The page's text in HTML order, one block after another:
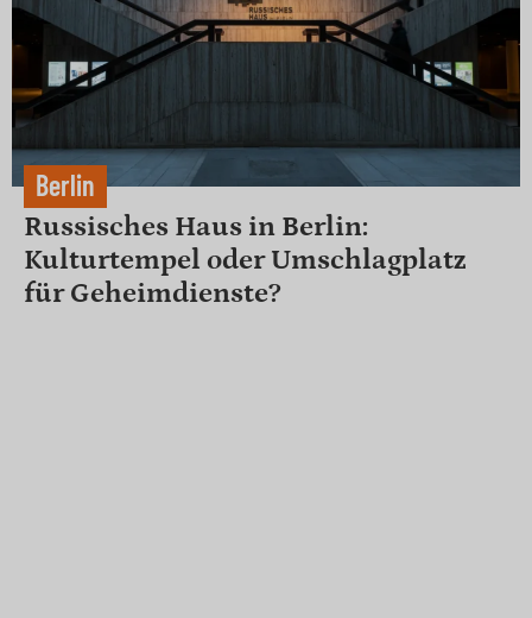
Berlin
Russisches Haus in Berlin:
Kulturtempel oder Umschlagplatz
für Geheimdienste?